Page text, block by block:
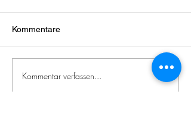
Kommentare
Kommentar verfassen...